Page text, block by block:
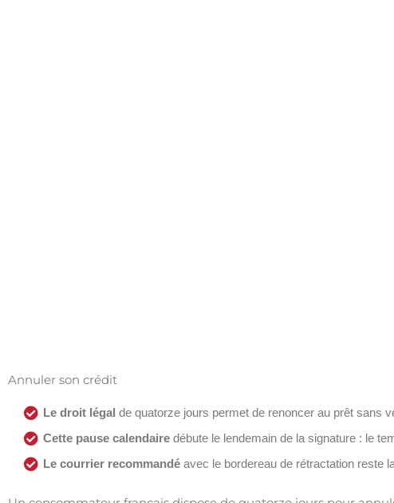
Annuler son crédit
Le droit légal de quatorze jours permet de renoncer au prêt sans
Cette pause calendaire débute le lendemain de la signature : le
Le courrier recommandé avec le bordereau de rétractation reste